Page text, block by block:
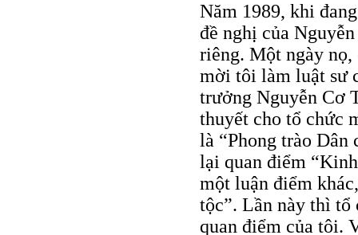
Năm 1989, khi
đề nghị của
riêng. Một ngày
mời tôi làm luật sư
trưởng Nguyễn Cơ
thuyết cho tổ chức
là “Phong trào
lại quan điểm
một luận điểm
tộc”. Lần này thì tổ
quan điểm của tôi.